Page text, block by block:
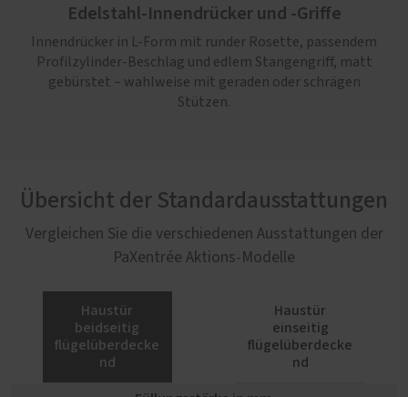
Edelstahl-Innendrücker und -Griffe
Innendrücker in L-Form mit runder Rosette, passendem
Profilzylinder-Beschlag und edlem Stangengriff, matt
gebürstet – wahlweise mit geraden oder schrägen
Stützen.
Übersicht der Standardausstattungen
Vergleichen Sie die verschiedenen Ausstattungen der
PaXentrée Aktions-Modelle
Haustür
beidseitig
flügelüberdecke
nd
Haustür
einseitig
flügelüberdecke
nd